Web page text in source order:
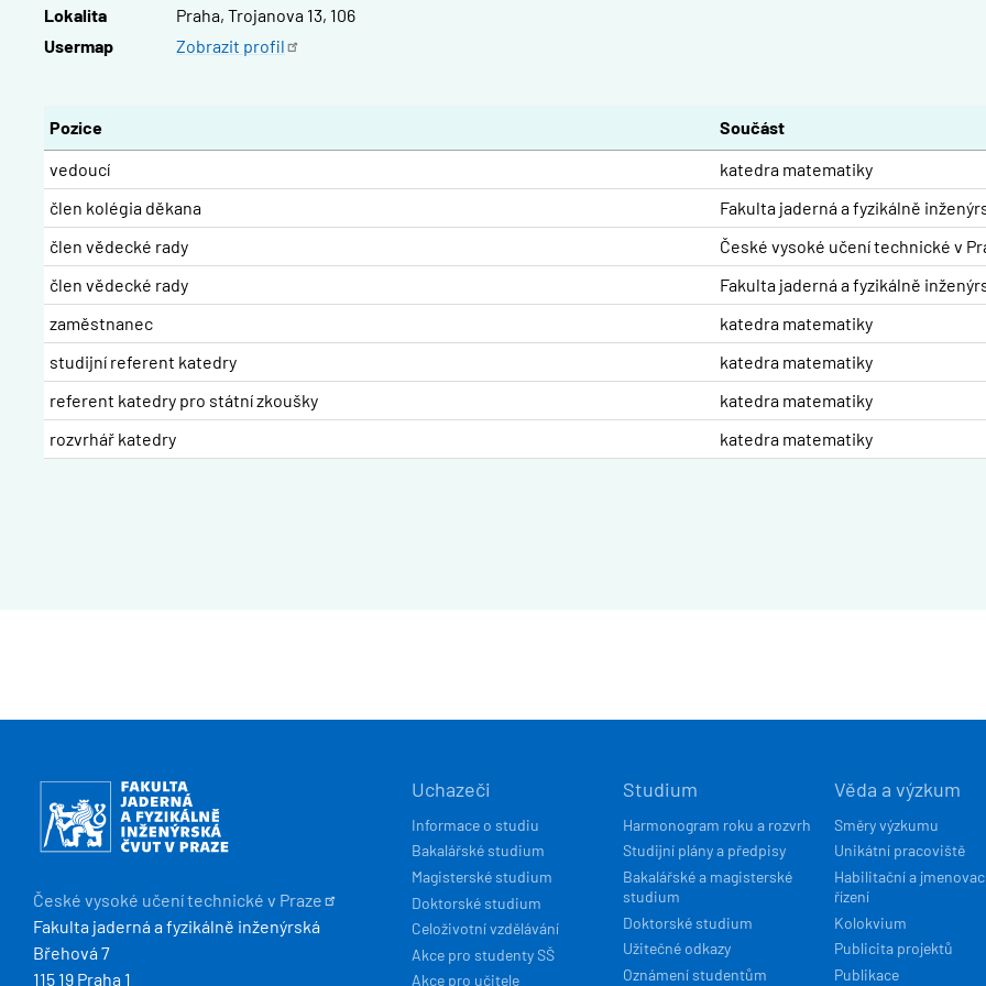
Lokalita
Praha, Trojanova 13, 106
Usermap
Zobrazit profil
Pozice
Součást
vedoucí
katedra matematiky
člen kolégia děkana
Fakulta jaderná a fyzikálně
člen vědecké rady
České vysoké učení technické v
člen vědecké rady
Fakulta jaderná a fyzikálně
zaměstnanec
katedra matematiky
studijní referent katedry
katedra matematiky
referent katedry pro státní zkoušky
katedra matematiky
rozvrhář katedry
katedra matematiky
HLAVNÍ
NAVIGACE
Uchazeči
Informace o studiu
Bakalářské studium
Magisterské studium
Doktorské studium
Celoživotní vzdělávání
Akce pro studenty SŠ
Akce pro učitele
Studium
Harmonogram roku a rozvrh
Studijní plány a předpisy
Bakalářské a magisterské
studium
Doktorské studium
Užitečné odkazy
Oznámení studentům
Věda a výzkum
Směry výzkumu
Unikátní pracoviště
Habilitační a
řízení
Kolokvium
Publicita projektů
Publikace
Obrázek
České vysoké učení technické v Praze
Fakulta jaderná a fyzikálně inženýrská
Břehová 7
115 19 Praha 1